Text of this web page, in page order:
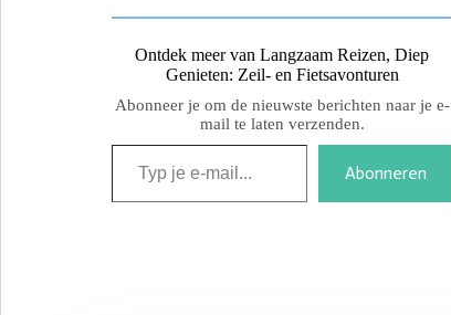
Ontdek meer van Langzaam Reizen, Diep
Genieten: Zeil- en Fietsavonturen
Abonneer je om de nieuwste berichten naar je e-
mail te laten verzenden.
Abonneren